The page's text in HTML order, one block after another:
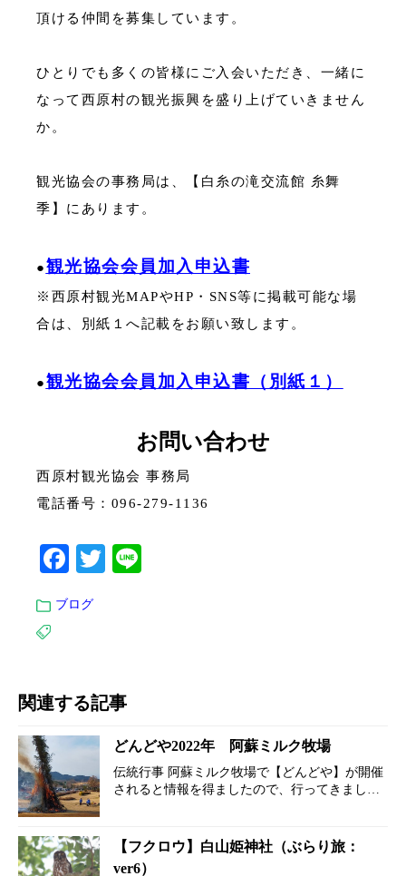
頂ける仲間を募集しています。
ひとりでも多くの皆様にご入会いただき、一緒に
なって西原村の観光振興を盛り上げていきません
か。
観光協会の事務局は、【白糸の滝交流館 糸舞
季】にあります。
●観光協会会員加入申込書
※西原村観光MAPやHP・SNS等に掲載可能な場
合は、別紙１へ記載をお願い致します。
●観光協会会員加入申込書（別紙１）
お問い合わせ
西原村観光協会 事務局
電話番号： 096-279-1136
Facebook
Twitter
ブログ
関連する記事
どんどや2022年 阿蘇ミルク牧場
伝統行事 阿蘇ミルク牧場で【どんどや】が開催
されると情報を得ましたので、行ってきまし
一箇所に積み上げて燃やします。 まず…
【フクロウ】白山姫神社（ぶらり旅：
ver6）